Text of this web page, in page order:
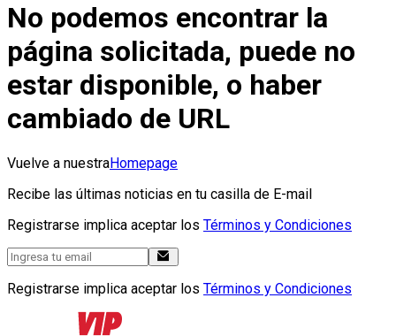
No podemos encontrar la
página solicitada, puede no
estar disponible, o haber
cambiado de URL
Vuelve a nuestraHomepage
Recibe las últimas noticias en tu casilla de E-mail
Registrarse implica aceptar los Términos y Condiciones
Registrarse implica aceptar los Términos y Condiciones